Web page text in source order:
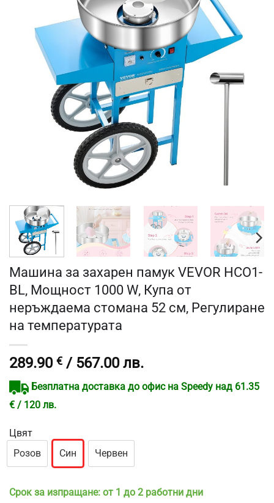
Машина за захарен памук VEVOR HCO1-
BL, Мощност 1000 W, Купа от
неръждаема стомана 52 см, Регулиране
на температурата
289.90 € / 567.00 лв.
Безплатна доставка до офис на Speedy над 61.35
€ / 120 лв.
Цвят
Розов
Син Червен
Срок за изпращане: от 1 до 2 работни дни